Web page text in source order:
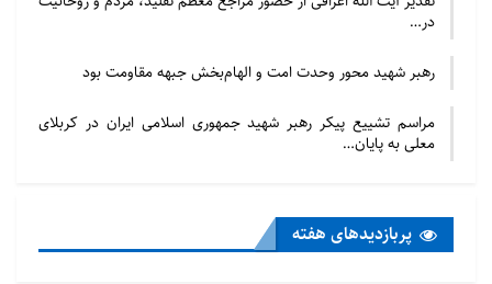
شایسته عزیز عضو شورای شهر آکسفورد که در اعتراض به
این حزب استعفا داد.
در…
رهبر شهید محور وحدت امت و الهام‌بخش جبهه مقاومت بود
مراسم تشییع پیکر رهبر شهید جمهوری اسلامی ایران در کربلای
معلی به پایان…
پربازدید‌های هفته